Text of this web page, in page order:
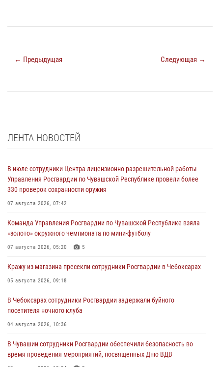
← Предыдущая Следующая →
ЛЕНТА НОВОСТЕЙ
В июле сотрудники Центра лицензионно-разрешительной работы
Управления Росгвардии по Чувашской Республике провели более
330 проверок сохранности оружия
07 августа 2026, 07:42
Команда Управления Росгвардии по Чувашской Республике взяла
«золото» окружного чемпионата по мини-футболу
07 августа 2026, 05:20 5
Кражу из магазина пресекли сотрудники Росгвардии в Чебоксарах
05 августа 2026, 09:18
В Чебоксарах сотрудники Росгвардии задержали буйного
посетителя ночного клуба
04 августа 2026, 10:36
В Чувашии сотрудники Росгвардии обеспечили безопасность во
время проведения мероприятий, посвященных Дню ВДВ